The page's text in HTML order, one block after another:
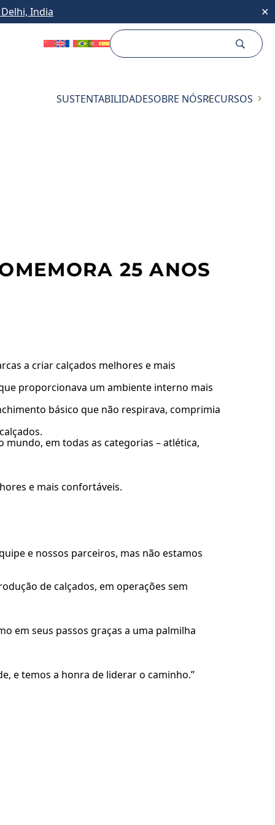
India ✕
SUSTENTABILIDADESOBRE NÓSRECURSOS
25 ANOS
a criar calçados melhores e mais
proporcionava um ambiente interno mais
básico que não respirava, comprimia
em todas as categorias – atlética,
e mais confortáveis.
e nossos parceiros, mas não estamos
de calçados, em operações sem
em seus passos graças a uma palmilha
e temos a honra de liderar o caminho.”